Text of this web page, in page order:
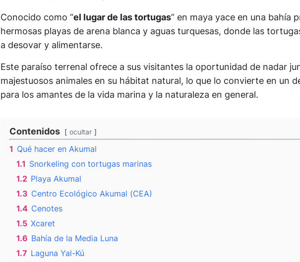
Conocido como “el lugar de las tortugas” en maya yace en una bahía
hermosas playas de arena blanca y aguas turquesas, donde las
a desovar y alimentarse.
Este paraíso terrenal ofrece a sus visitantes la oportunidad de nadar
majestuosos animales en su hábitat natural, lo que lo convierte en un
para los amantes de la vida marina y la naturaleza en general.
Contenidos ocultar
1 Qué hacer en Akumal
1.1 Snorkeling con tortugas marinas
1.2 Playa Akumal
1.3 Centro Ecológico Akumal (CEA)
1.4 Cenotes
1.5 Xcaret
1.6 Bahía de la Media Luna
1.7 Laguna Yal-Kú